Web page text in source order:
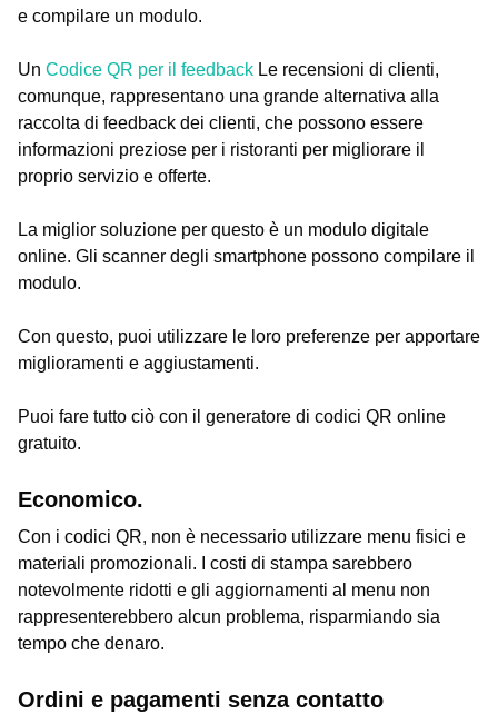
e compilare un modulo.
Un Codice QR per il feedback Le recensioni di clienti,
comunque, rappresentano una grande alternativa alla
raccolta di feedback dei clienti, che possono essere
informazioni preziose per i ristoranti per migliorare il
proprio servizio e offerte.
La miglior soluzione per questo è un modulo digitale
online. Gli scanner degli smartphone possono compilare il
modulo.
Con questo, puoi utilizzare le loro preferenze per apportare
miglioramenti e aggiustamenti.
Puoi fare tutto ciò con il generatore di codici QR online
gratuito.
Economico.
Con i codici QR, non è necessario utilizzare menu fisici e
materiali promozionali. I costi di stampa sarebbero
notevolmente ridotti e gli aggiornamenti al menu non
rappresenterebbero alcun problema, risparmiando sia
tempo che denaro.
Ordini e pagamenti senza contatto